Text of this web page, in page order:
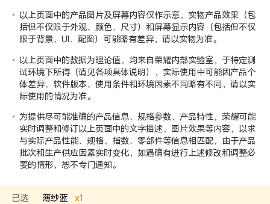
以上页面中的产品图片及屏幕内容仅作示意，实物产品效果（包
括但不仅限于外观、颜色、尺寸）和屏幕显示内容（包括但不仅
限于背景、UI、配图）可能略有差异，请以实物为准。
以上页面中的数据为理论值，均来自荣耀内部实验室，于特定测
试环境下所得（请见各项具体说明），实际使用中可能因产品个
体差异、软件版本、使用条件和环境因素不同略有不同，请以实
际使用的情况为准。
为提供尽可能准确的产品信息、规格参数、产品特性，荣耀可能
实时调整和修订以上页面中的文字描述、图片效果等内容，以求
与实际产品性能、规格、指数、零部件等信息相匹配，由于产品
批次和生产供应因素实时变化，如遇确有进行上述修改和调整必
要的情形，恕不专门通知。
已选 薄纱蓝 x1